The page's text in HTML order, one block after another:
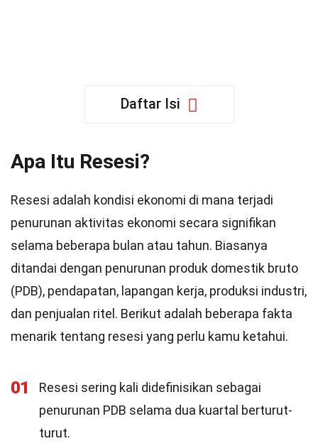
Daftar Isi
Apa Itu Resesi?
Resesi adalah kondisi ekonomi di mana terjadi
penurunan aktivitas ekonomi secara signifikan
selama beberapa bulan atau tahun. Biasanya
ditandai dengan penurunan produk domestik bruto
(PDB), pendapatan, lapangan kerja, produksi industri,
dan penjualan ritel. Berikut adalah beberapa fakta
menarik tentang resesi yang perlu kamu ketahui.
01
Resesi sering kali didefinisikan sebagai
penurunan PDB selama dua kuartal berturut-
turut.